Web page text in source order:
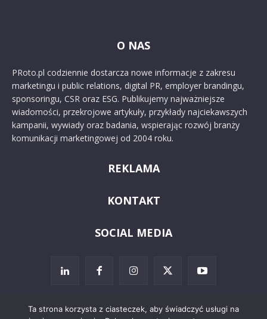
O NAS
PRoto.pl codziennie dostarcza nowe informacje z zakresu
marketingu i public relations, digital PR, employer brandingu,
sponsoringu, CSR oraz ESG. Publikujemy najważniejsze
wiadomości, przekrojowe artykuły, przykłady najciekawszych
kampanii, wywiady oraz badania, wspierając rozwój branży
komunikacji marketingowej od 2004 roku.
REKLAMA
KONTAKT
SOCIAL MEDIA
Ta strona korzysta z ciasteczek, aby świadczyć usługi na